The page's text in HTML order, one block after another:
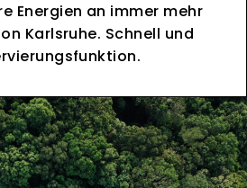
Energien an immer mehr
Karlsruhe. Schnell und